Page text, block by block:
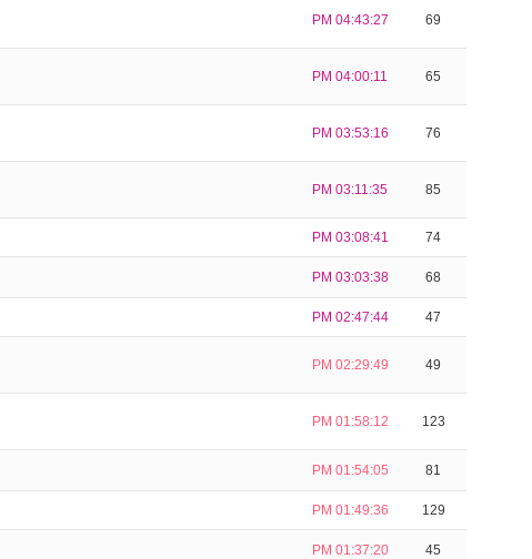
PM 04:43:27 69
PM 04:00:11 65
PM 03:53:16 76
PM 03:11:35 85
PM 03:08:41 74
PM 03:03:38 68
PM 02:47:44 47
PM 02:29:49 49
PM 01:58:12 123
PM 01:54:05 81
PM 01:49:36 129
PM 01:37:20 45